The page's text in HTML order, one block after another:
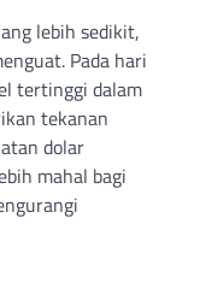
lebih sedikit,
Pada hari
tertinggi dalam
tekanan
dolar
mahal bagi